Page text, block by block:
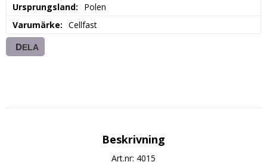
Ursprungsland
Polen
Varumärke
Cellfast
DELA
Beskrivning
Art.nr: 4015